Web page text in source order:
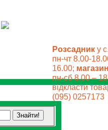
Розсадник у
пн-чт 8.00-
16.00;
пн-сб 8.00 –
відкласти
(095) 0257173